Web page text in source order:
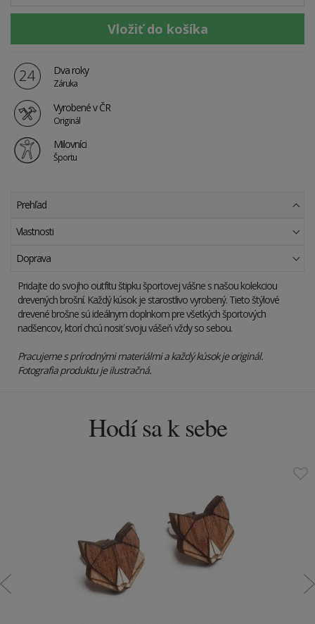
Dva roky
Záruka
Vyrobené v ČR
Originál
Milovníci
Športu
Prehľad
Vlastnosti
Doprava
Pridajte do svojho outfitu štipku športovej vášne s našou kolekciou
drevených brošní. Každý kúsok je starostlivo vyrobený. Tieto štýlové
drevené brošne sú ideálnym doplnkom pre všetkých športových
nadšencov, ktorí chcú nosiť svoju vášeň vždy so sebou.
Pracujeme s prírodnými materiálmi a každý kúsok je originál.
Fotografia produktu je ilustračná.
Hodí sa k sebe